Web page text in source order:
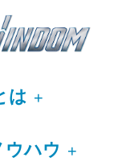
は +
ウハウ +